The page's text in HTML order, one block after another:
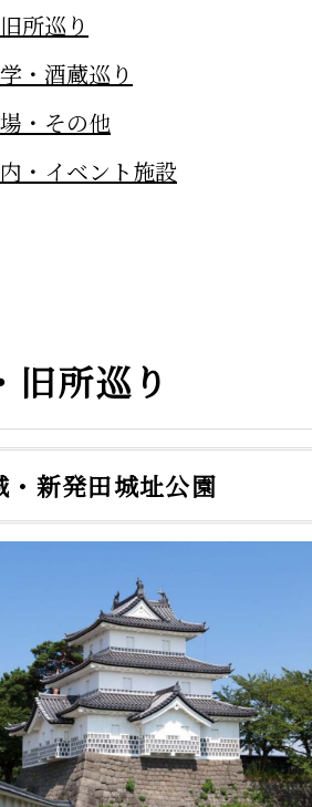
所巡り
・酒蔵巡り
・その他
・イベント施設
旧所巡り
・新発田城址公園